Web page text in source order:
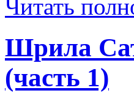
Читать
Шрила
(часть 1)